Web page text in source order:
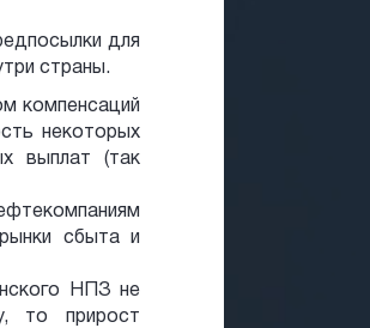
для
страны.
компенсаций
некоторых
выплат (так
сбыта и
НПЗ не
то прирост